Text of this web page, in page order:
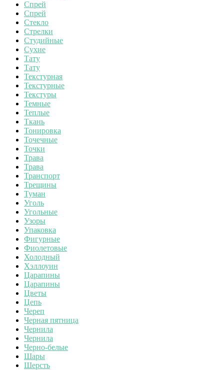
Спрей
Спрей
Стекло
Стрелки
Студийные
Сухие
Тату
Тату
Текстурная
Текстурные
Текстуры
Темные
Теплые
Ткань
Тонировка
Точечные
Точки
Трава
Трава
Транспорт
Трещины
Туман
Уголь
Угольные
Узоры
Упаковка
Фигурные
Фиолетовые
Холодный
Хэллоуин
Царапины
Царапины
Цветы
Цепь
Череп
Черная пятница
Чернила
Чернила
Черно-белые
Шары
Шерсть